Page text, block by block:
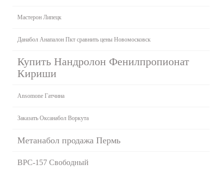
Мастерон Липецк
Данабол Анапалон Пкт сравнить цены Новомосковск
Купить Нандролон Фенилпропионат
Кириши
Ansomone Гатчина
Заказать Оксанабол Воркута
Метанабол продажа Пермь
BPC-157 Свободный